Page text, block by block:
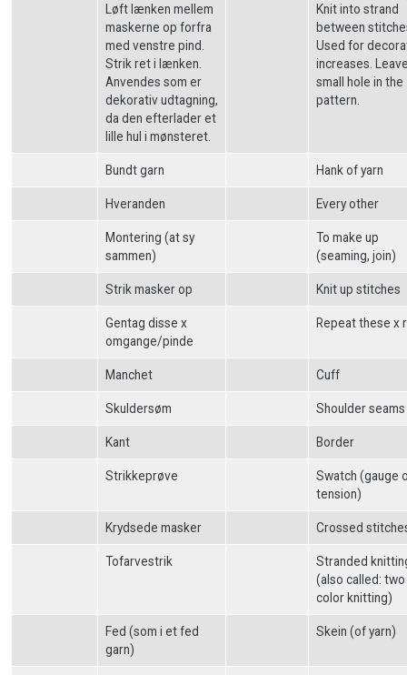
Løft lænken mellem
maskerne op forfra
med venstre pind.
Strik ret i lænken.
Anvendes som er
dekorativ udtagning,
da den efterlader et
lille hul i mønsteret.
Knit into strand
between
Used for
increases.
small hole in the
pattern.
Bundt garn Hank of yarn
Hveranden Every other
Montering (at sy
sammen)
To make up
(seaming, join)
Strik masker op Knit up stitches
Gentag disse x
omgange/pinde
Repeat these x
Manchet Cuff
Skuldersøm Shoulder seams
Kant Border
Strikkeprøve
Swatch (gauge
tension)
Krydsede masker Crossed
Tofarvestrik
Stranded
(also called: two
color knitting)
Fed (som i et fed
garn)
Skein (of yarn)